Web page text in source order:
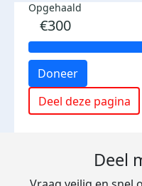
Opgehaald
€300
Doneer
Deel deze pagina
Deel